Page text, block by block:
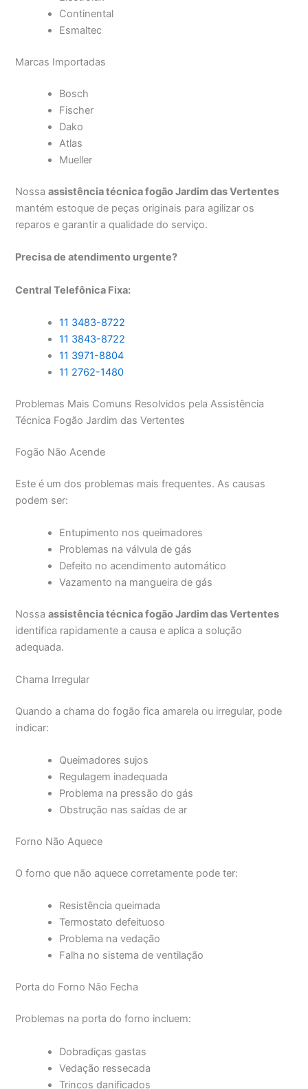
Continental
Esmaltec
Marcas Importadas
Bosch
Fischer
Dako
Atlas
Mueller
Nossaassistência técnica fogão Jardim das Vertentes
mantém estoque de peças originais para agilizar os
reparos e garantir a qualidade do serviço.
Precisa de atendimento urgente?
Central Telefônica Fixa:
11 3483-8722
11 3843-8722
11 3971-8804
11 2762-1480
Problemas Mais Comuns Resolvidos pela Assistência
Técnica Fogão Jardim das Vertentes
Fogão Não Acende
Este é um dos problemas mais frequentes. As causas
podem ser:
Entupimento nos queimadores
Problemas na válvula de gás
Defeito no acendimento automático
Vazamento na mangueira de gás
Nossaassistência técnica fogão Jardim das Vertentes
identifica rapidamente a causa e aplica a solução
adequada.
Chama Irregular
Quando a chama do fogão fica amarela ou irregular, pode
indicar:
Queimadores sujos
Regulagem inadequada
Problema na pressão do gás
Obstrução nas saídas de ar
Forno Não Aquece
O forno que não aquece corretamente pode ter:
Resistência queimada
Termostato defeituoso
Problema na vedação
Falha no sistema de ventilação
Porta do Forno Não Fecha
Problemas na porta do forno incluem:
Dobradiças gastas
Vedação ressecada
Trincos danificados